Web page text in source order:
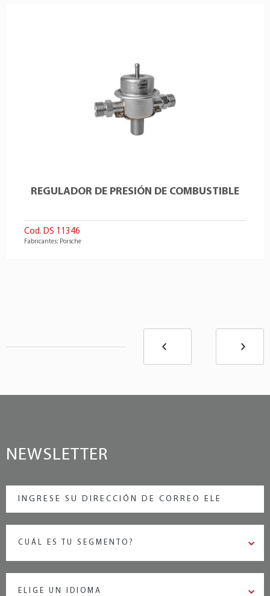
REGULADOR DE PRESIÓN DE COMBUSTIBLE
Cod. DS 11346
Fabricantes: Porsche
NEWSLETTER
CUÁL ES TU SEGMENTO?
ELIGE UN IDIOMA